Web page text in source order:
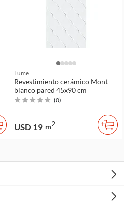
Lume
Revestimiento cerámico Mont
blanco pared 45x90 cm
(0)
USD 19 m2